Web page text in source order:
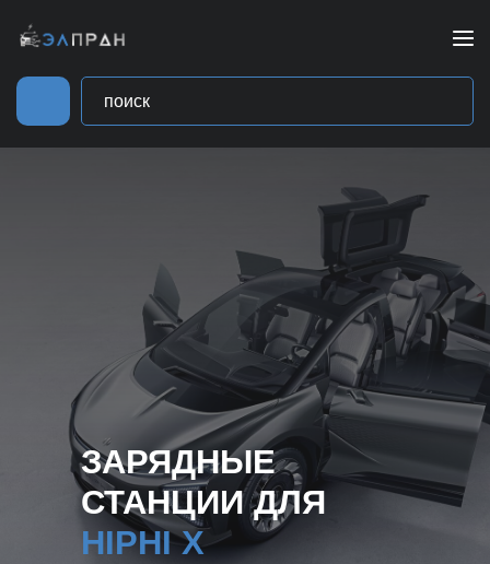
ЗАРЯДНЫЕ
СТАНЦИИ ДЛЯ
HIPHI X